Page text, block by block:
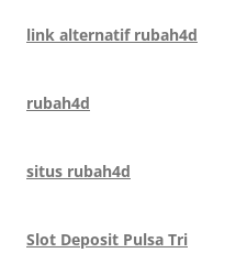
link alternatif rubah4d
rubah4d
situs rubah4d
Slot Deposit Pulsa Tri